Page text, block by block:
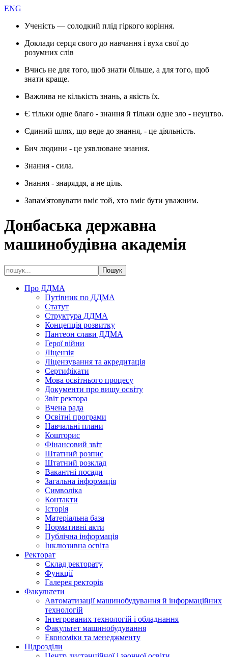
ENG
Ученість — солодкий плід гіркого коріння.
Доклади серця свого до навчання і вуха свої до
розумних слів
Вчись не для того, щоб знати більше, а для того, щоб
знати краще.
Важлива не кількість знань, а якість їх.
Є тільки одне благо - знання й тільки одне зло - неуцтво.
Єдиний шлях, що веде до знання, - це діяльність.
Бич людини - це уявлюване знання.
Знання - сила.
Знання - знаряддя, а не ціль.
Запам'ятовувати вміє той, хто вміє бути уважним.
Донбаська державна
машинобудівна академія
Про ДДМА
Путівник по ДДМА
Статут
Структура ДДМА
Концепція розвитку
Пантеон слави ДДМА
Герої війни
Ліцензія
Ліцензування та акредитація
Сертифікати
Мова освітнього процесу
Документи про вищу освіту
Звіт ректора
Вчена рада
Освітні програми
Навчальні плани
Кошторис
Фінансовий звіт
Штатний розпис
Штатний розклад
Вакантні посади
Загальна інформація
Символіка
Контакти
Історія
Матеріальна база
Нормативні акти
Публічна інформація
Інклюзивна освіта
Ректорат
Склад ректорату
Функції
Галерея ректорів
Факультети
Автоматизації машинобудування й інформаційних
технологій
Інтегрованих технологій і обладнання
Факультет машинобудування
Економіки та менеджменту
Підрозділи